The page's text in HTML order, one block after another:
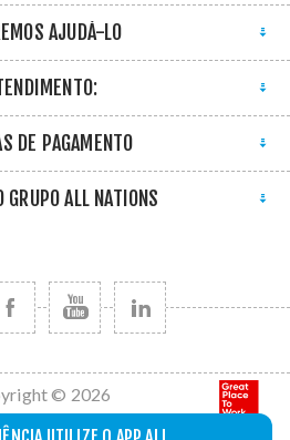
AJUDÁ-LO
DE PAGAMENTO
GRUPO ALL NATIONS
© 2026
Todos